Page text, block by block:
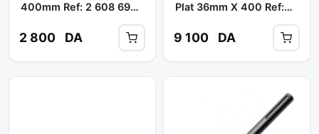
400mm Ref: 2 608 690
2 800 DA
Plat 36mm X 400 Ref:
608 690 108 ** BOSCH
9 100 DA